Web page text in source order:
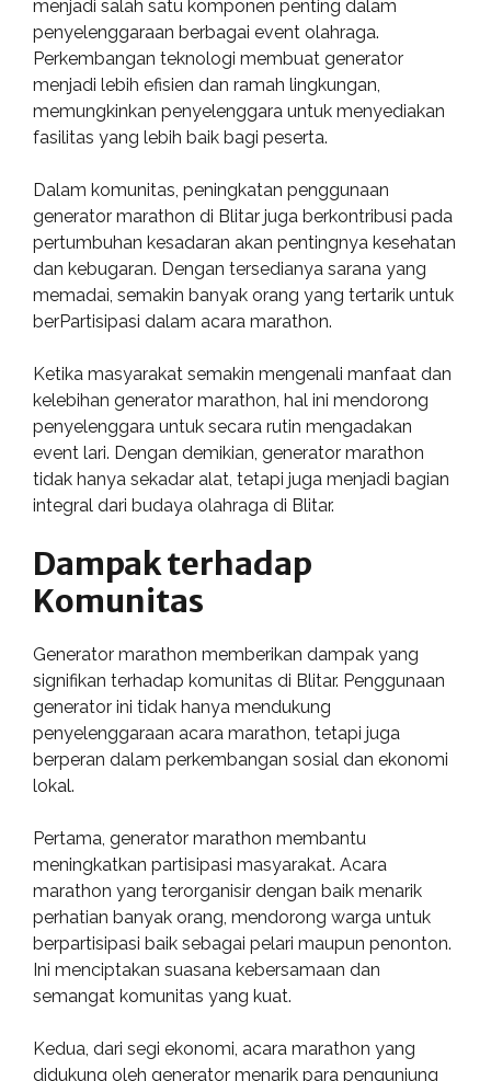
menjadi salah satu komponen penting dalam
penyelenggaraan berbagai event olahraga.
Perkembangan teknologi membuat generator
menjadi lebih efisien dan ramah lingkungan,
memungkinkan penyelenggara untuk menyediakan
fasilitas yang lebih baik bagi peserta.
Dalam komunitas, peningkatan penggunaan
generator marathon di Blitar juga berkontribusi pada
pertumbuhan kesadaran akan pentingnya kesehatan
dan kebugaran. Dengan tersedianya sarana yang
memadai, semakin banyak orang yang tertarik untuk
berPartisipasi dalam acara marathon.
Ketika masyarakat semakin mengenali manfaat dan
kelebihan generator marathon, hal ini mendorong
penyelenggara untuk secara rutin mengadakan
event lari. Dengan demikian, generator marathon
tidak hanya sekadar alat, tetapi juga menjadi bagian
integral dari budaya olahraga di Blitar.
Dampak terhadap
Komunitas
Generator marathon memberikan dampak yang
signifikan terhadap komunitas di Blitar. Penggunaan
generator ini tidak hanya mendukung
penyelenggaraan acara marathon, tetapi juga
berperan dalam perkembangan sosial dan ekonomi
lokal.
Pertama, generator marathon membantu
meningkatkan partisipasi masyarakat. Acara
marathon yang terorganisir dengan baik menarik
perhatian banyak orang, mendorong warga untuk
berpartisipasi baik sebagai pelari maupun penonton.
Ini menciptakan suasana kebersamaan dan
semangat komunitas yang kuat.
Kedua, dari segi ekonomi, acara marathon yang
didukung oleh generator menarik para pengunjung